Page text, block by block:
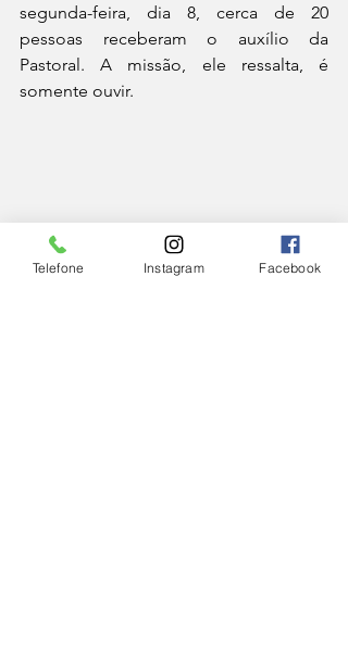
segunda-feira, dia 8, cerca de 20
pessoas receberam o auxílio da
Pastoral. A missão, ele ressalta, é
somente ouvir.
Telefone Instagram Facebook